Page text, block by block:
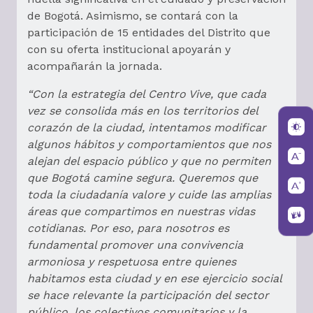
de Bogotá. Asimismo, se contará con la
participación de 15 entidades del Distrito que
con su oferta institucional apoyarán y
acompañarán la jornada.
“Con la estrategia del Centro Vive, que cada
vez se consolida más en los territorios del
corazón de la ciudad, intentamos modificar
algunos hábitos y comportamientos que nos
alejan del espacio público y que no permiten
que Bogotá camine segura. Queremos que
toda la ciudadanía valore y cuide las amplias
áreas que compartimos en nuestras vidas
cotidianas. Por eso, para nosotros es
fundamental promover una convivencia
armoniosa y respetuosa entre quienes
habitamos esta ciudad y en ese ejercicio social
se hace relevante la participación del sector